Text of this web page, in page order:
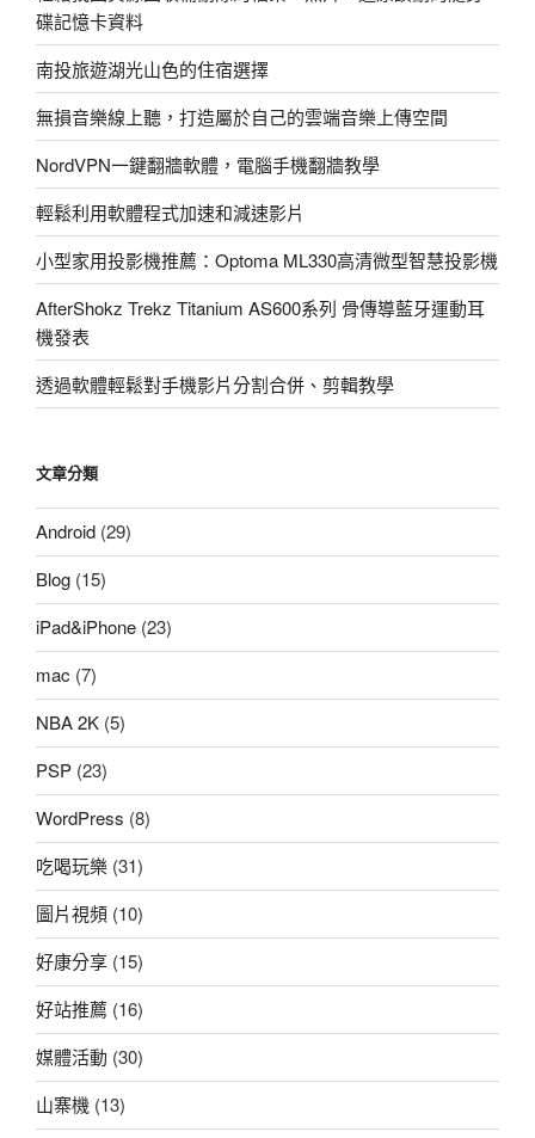
出
電
影
版!〉
碟記憶卡資料
南投旅遊湖光山色的住宿選擇
無損音樂線上聽，打造屬於自己的雲端音樂上傳空間
NordVPN一鍵翻牆軟體，電腦手機翻牆教學
輕鬆利用軟體程式加速和減速影片
小型家用投影機推薦：Optoma ML330高清微型智慧投影機
AfterShokz Trekz Titanium AS600系列 骨傳導藍牙運動耳
機發表
透過軟體輕鬆對手機影片分割合併、剪輯教學
文章分類
Android (29)
Blog (15)
iPad&iPhone (23)
mac (7)
NBA 2K (5)
PSP (23)
WordPress (8)
吃喝玩樂 (31)
圖片視頻 (10)
好康分享 (15)
好站推薦 (16)
媒體活動 (30)
山寨機 (13)